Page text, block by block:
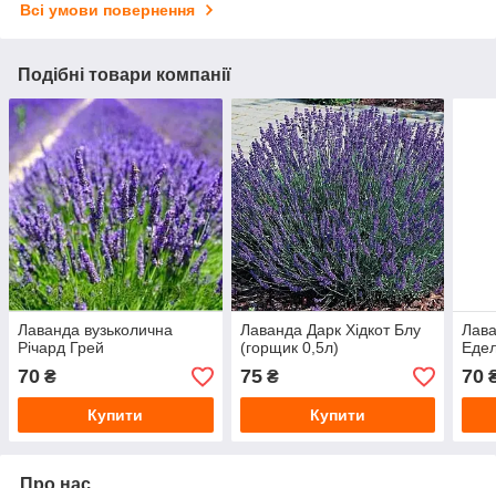
Всі умови повернення
Подібні товари компанії
Лаванда вузьколична
Річард Грей
70 ₴
Купити
Лаванда Дарк Хідкот Блу
(горщик 0,5л)
75₴
Купити
70